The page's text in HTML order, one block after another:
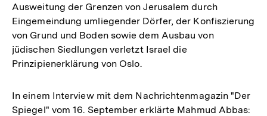
Ausweitung der Grenzen von Jerusalem durch
Eingemeindung umliegender Dörfer, der Konfiszierung
von Grund und Boden sowie dem Ausbau von
jüdischen Siedlungen verletzt Israel die
Prinzipienerklärung von Oslo.
In einem Interview mit dem Nachrichtenmagazin "Der
Spiegel" vom 16. September erklärte Mahmud Abbas: